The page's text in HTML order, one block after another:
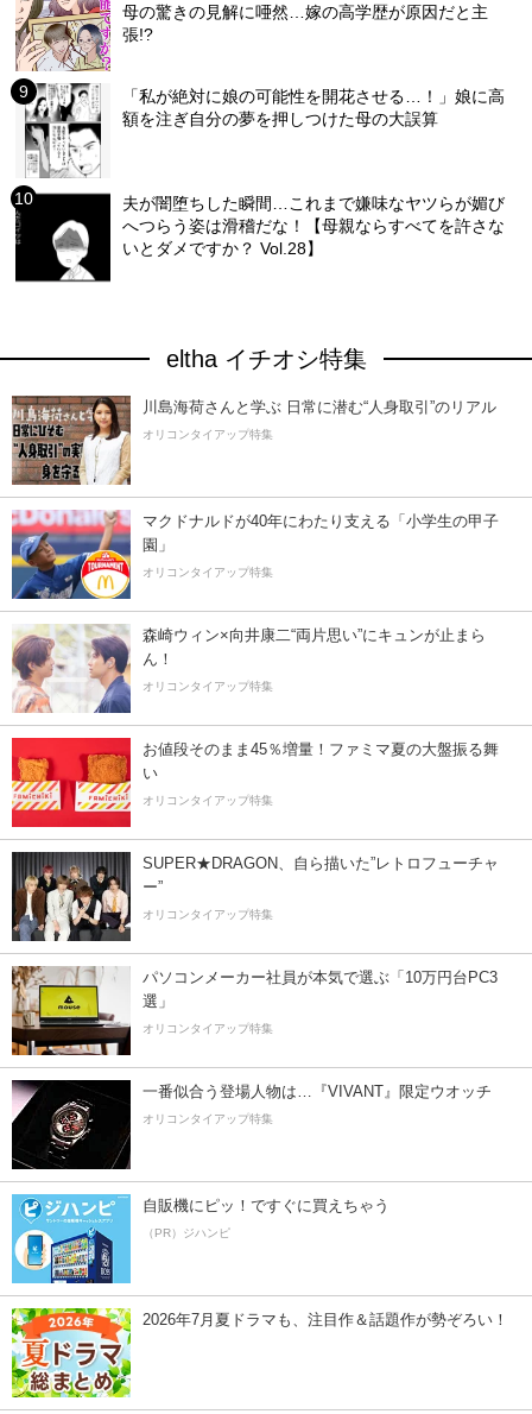
母の驚きの見解に唖然…嫁の高学歴が原因だと主
張!?
「私が絶対に娘の可能性を開花させる…！」娘に高
額を注ぎ自分の夢を押しつけた母の大誤算
夫が闇堕ちした瞬間…これまで嫌味なヤツらが媚び
へつらう姿は滑稽だな！【母親ならすべてを許さな
いとダメですか？ Vol.28】
eltha イチオシ特集
川島海荷さんと学ぶ 日常に潜む“人身取引”のリアル
オリコンタイアップ特集
マクドナルドが40年にわたり支える「小学生の甲子
園」
オリコンタイアップ特集
森崎ウィン×向井康二“両片思い”にキュンが止まら
ん！
オリコンタイアップ特集
お値段そのまま45％増量！ファミマ夏の大盤振る舞
い
オリコンタイアップ特集
SUPER★DRAGON、自ら描いた”レトロフューチャ
ー”
オリコンタイアップ特集
パソコンメーカー社員が本気で選ぶ「10万円台PC3
選」
オリコンタイアップ特集
一番似合う登場人物は…『VIVANT』限定ウオッチ
オリコンタイアップ特集
自販機にピッ！ですぐに買えちゃう
（PR）ジハンピ
2026年7月夏ドラマも、注目作＆話題作が勢ぞろい！